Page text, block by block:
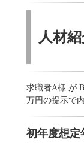
人材
求職者A様 が
万円の提示で
初年度想定